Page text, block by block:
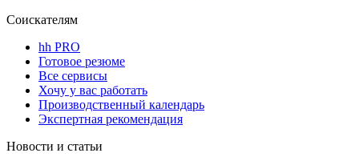
Соискателям
hh PRO
Готовое резюме
Все сервисы
Хочу у вас работать
Производственный календарь
Экспертная рекомендация
Новости и статьи